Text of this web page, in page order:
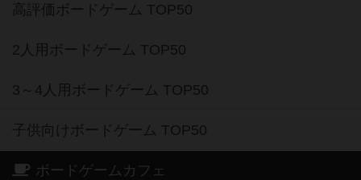
高評価ボードゲーム TOP50
2人用ボードゲーム TOP50
3～4人用ボードゲーム TOP50
子供向けボードゲーム TOP50
ボードゲームカフェ